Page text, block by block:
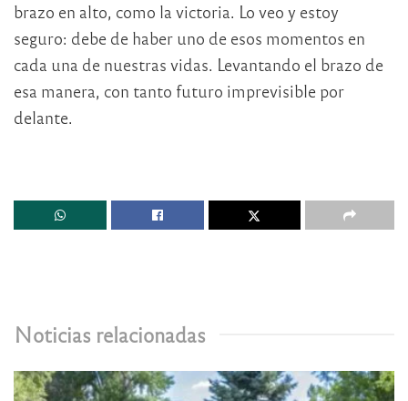
brazo en alto, como la victoria. Lo veo y estoy
seguro: debe de haber uno de esos momentos en
cada una de nuestras vidas. Levantando el brazo de
esa manera, con tanto futuro imprevisible por
delante.
Noticias relacionadas